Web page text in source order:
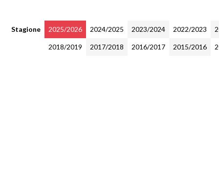
Stagione 2025/2026 2024/2025 2023/2024 2022/2023
2018/2019 2017/2018 2016/2017 2015/2016